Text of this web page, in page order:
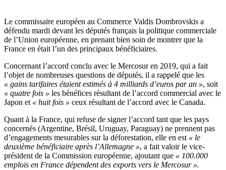
Le commissaire européen au Commerce Valdis Dombrovskis a
défendu mardi devant les députés français la politique commerciale
de l’Union européenne, en prenant bien soin de montrer que la
France en était l’un des principaux bénéficiaires.
Concernant l’accord conclu avec le Mercosur en 2019, qui a fait
l’objet de nombreuses questions de députés, il a rappelé que les
« gains tarifaires étaient estimés à 4 milliards d’euros par an », soit
« quatre fois » les bénéfices résultant de l’accord commercial avec le
Japon et « huit fois » ceux résultant de l’accord avec le Canada.
Quant à la France, qui refuse de signer l’accord tant que les pays
concernés (Argentine, Brésil, Uruguay, Paraguay) ne prennent pas
d’engagements mesurables sur la déforestation, elle en est « le
deuxième bénéficiaire après l’Allemagne », a fait valoir le vice-
président de la Commission européenne, ajoutant que « 100.000
emplois en France dépendent des exports vers le Mercosur ».